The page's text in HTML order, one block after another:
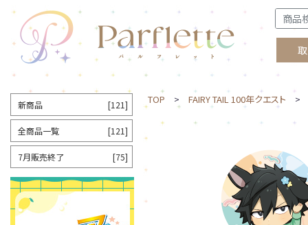
TOP > FAIRY TAIL 100年クエスト >
新商品 [121]
全商品一覧 [121]
7月販売終了 [75]